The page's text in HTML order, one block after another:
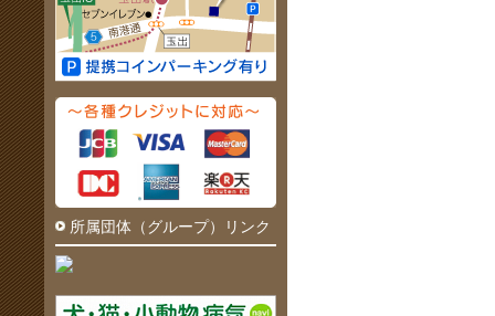
所属団体（グループ）リンク